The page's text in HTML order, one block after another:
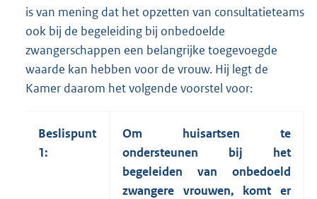
is van mening dat het opzetten van consultatieteams
ook bij de begeleiding bij onbedoelde
zwangerschappen een belangrijke toegevoegde
waarde kan hebben voor de vrouw. Hij legt de
Kamer daarom het volgende voorstel voor:
Beslispunt
1:
Om huisartsen te
ondersteunen bij het
begeleiden van onbedoeld
zwangere vrouwen, komt er